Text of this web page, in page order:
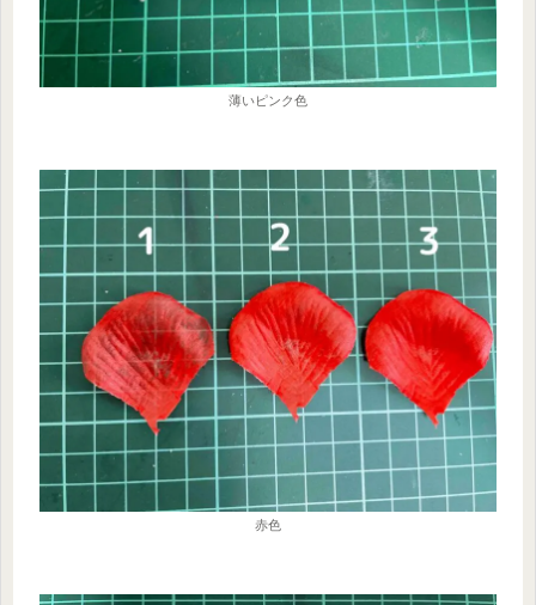
薄いピンク色
赤色